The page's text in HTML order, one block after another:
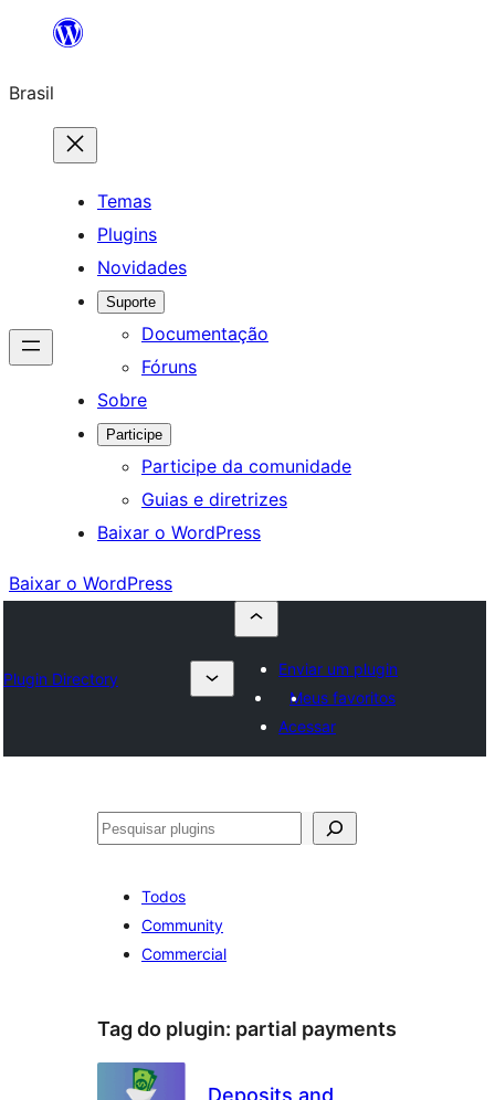
o
conteúdo
Brasil
Temas
Plugins
Novidades
Suporte
Documentação
Fóruns
Sobre
Participe
Participe da comunidade
Guias e diretrizes
Baixar o WordPress
Baixar o WordPress
Plugin Directory
Enviar um plugin
Meus favoritos
Acessar
Pesquisar
Todos
Community
Commercial
Tag do plugin: partial payments
Deposits and